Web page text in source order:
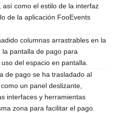
así como el estilo de la interfaz
de la aplicación FooEvents
columnas arrastrables en la
pantalla de pago para
del espacio en pantalla.
de pago se ha trasladado al
un panel deslizante,
interfaces y herramientas
zona para facilitar el pago.